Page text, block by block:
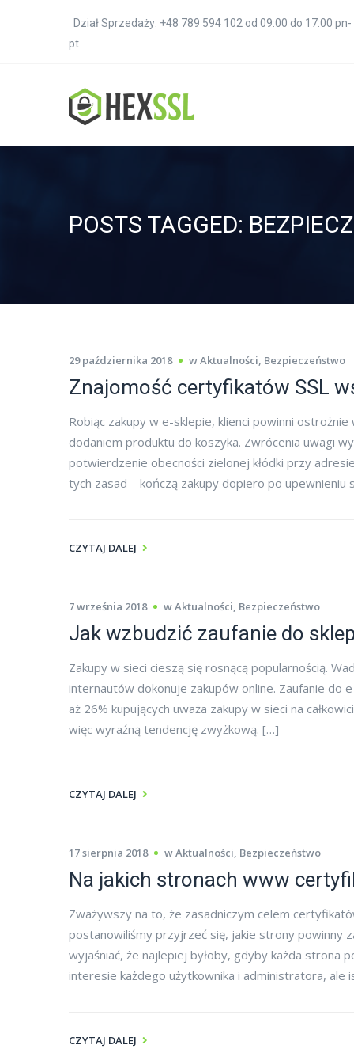
Dział Sprzedaży: +48 789 594 102 od 09:00 do 17:00 pn-
pt
POSTS TAGGED:
29 października 2018 wAktualności, Bezpieczeństwo
Znajomość certyfikatów SSL
Robiąc zakupy w e-sklepie, klienci powinni
dodaniem produktu do koszyka. Zwrócenia uwagi
potwierdzenie obecności zielonej kłódki przy
tych zasad – kończą zakupy dopiero po upewnieniu
CZYTAJ DALEJ
7 września 2018 wAktualności, Bezpieczeństwo
Jak wzbudzić zaufanie do
Zakupy w sieci cieszą się rosnącą popularnością.
internautów dokonuje zakupów online. Zaufanie do
aż 26% kupujących uważa zakupy w sieci na
więc wyraźną tendencję zwyżkową. […]
CZYTAJ DALEJ
17 sierpnia 2018 wAktualności, Bezpieczeństwo
Na jakich stronach www
Zważywszy na to, że zasadniczym celem
postanowiliśmy przyjrzeć się, jakie strony powinny
wyjaśniać, że najlepiej byłoby, gdyby każda strona
interesie każdego użytkownika i administratora,
CZYTAJ DALEJ